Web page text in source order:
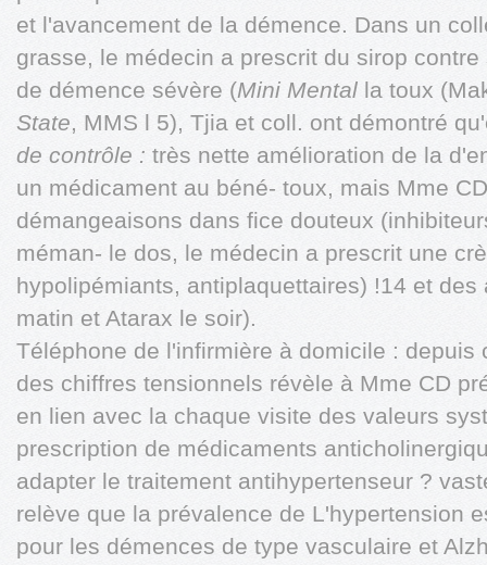
et l'avancement de la démence. Dans un
grasse, le médecin a prescrit du sirop
de démence sévère (Mini Mental la toux
State, MMS l 5), Tjia et coll. ont démontré
de contrôle : très nette amélioration de la
un médicament au béné- toux, mais Mme
démangeaisons dans fice douteux
méman- le dos, le médecin a prescrit une
hypolipémiants, antiplaquettaires) !14 et
matin et Atarax le soir).
Téléphone de l'infirmière à domicile : depuis
des chiffres tensionnels révèle à Mme CD
en lien avec la chaque visite des valeurs
prescription de médicaments
adapter le traitement antihypertenseur ?
relève que la prévalence de L'hypertension
pour les démences de type vasculaire et